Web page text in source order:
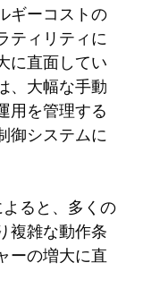
ギーコストの
ティリティに
に直面してい
、大幅な手動
用を管理する
御システムに
よると、多くの
複雑な動作条
ーの増大に直